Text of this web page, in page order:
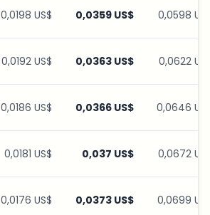
0,0198 US$ 0,0359 US$ 0,0598
0,0192 US$ 0,0363 US$ 0,0622
0,0186 US$ 0,0366 US$ 0,0646
0,0181 US$ 0,037 US$ 0,0672
0,0176 US$ 0,0373 US$ 0,0699